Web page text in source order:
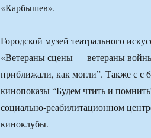
«Карбышев».
Городской музей театрального
«Ветераны сцены — ветераны
приближали, как могли”. Также с с
кинопоказы “Будем чтить и
социально-реабилитационном
киноклубы.